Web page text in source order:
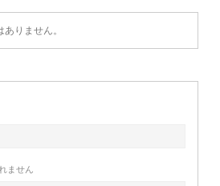
りません。
ません